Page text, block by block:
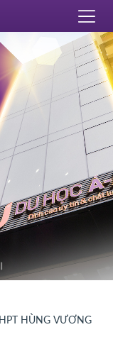
HÙNG VƯƠNG